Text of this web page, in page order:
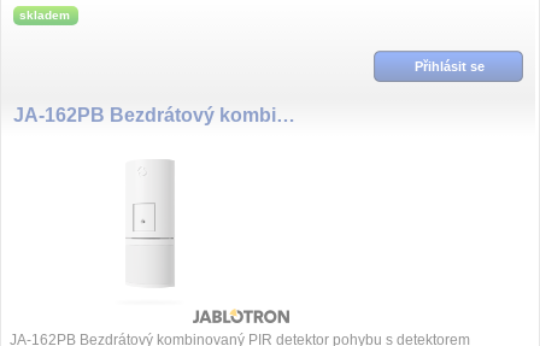
skladem
Přihlásit se
JA-162PB Bezdrátový kombinovaný PIR detektor pohybu s detektorem tříštěním skla
JA-162PB Bezdrátový kombinovaný PIR detektor pohybu s detektorem